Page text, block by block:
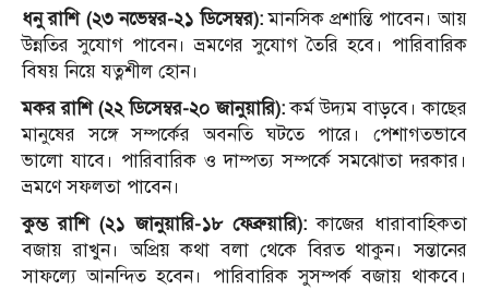
ধনু রাশি (২৩ নভেম্বর-২১ ডিসেম্বর):মানসিক প্রশান্তি পাবেন। আয়
উন্নতির সুযোগ পাবেন। ভ্রমণের সুযোগ তৈরি হবে। পারিবারিক
বিষয় নিয়ে যত্নশীল হোন।
মকর রাশি (২২ ডিসেম্বর-২০ জানুয়ারি):কর্ম উদ্যম বাড়বে। কাছের
মানুষের সঙ্গে সম্পর্কের অবনতি ঘটতে পারে। পেশাগতভাবে
ভালো যাবে। পারিবারিক ও দাম্পত্য সম্পর্কে সমঝোতা দরকার।
ভ্রমণে সফলতা পাবেন।
কুম্ভ রাশি (২১ জানুয়ারি-১৮ ফেব্রুয়ারি):কাজের ধারাবাহিকতা
বজায় রাখুন। অপ্রিয় কথা বলা থেকে বিরত থাকুন। সন্তানের
সাফল্যে আনন্দিত হবেন। পারিবারিক সুসম্পর্ক বজায় থাকবে।